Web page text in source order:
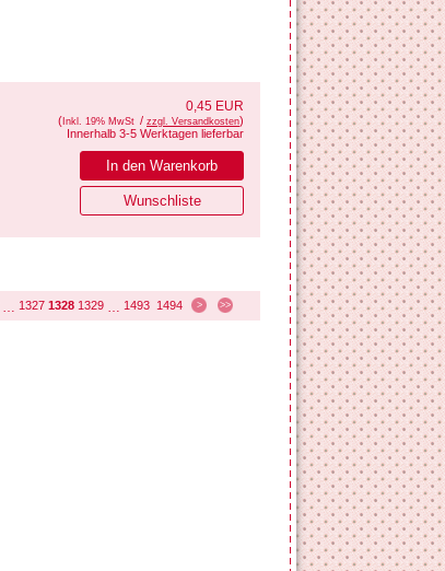
0,45 EUR
( Inkl. 19% MwSt / zzgl. Versandkosten)
Innerhalb 3-5 Werktagen lieferbar
… 1327 1328 1329 … 1493 1494 > >>